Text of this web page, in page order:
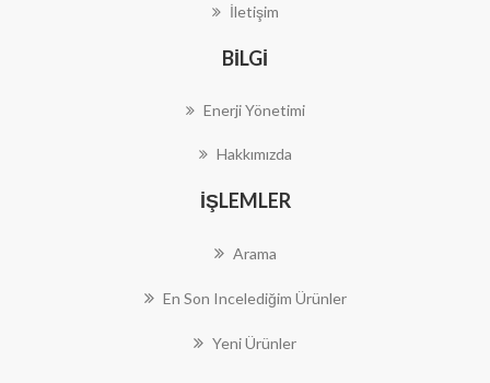
İletişim
BILGI
Enerji Yönetimi
Hakkımızda
İŞLEMLER
Arama
En Son Incelediğim Ürünler
Yeni Ürünler